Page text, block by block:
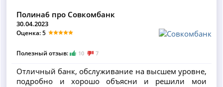
Полина6 про Совкомбанк
30.04.2023
Оценка: 5
Полезный отзыв: 10 7
Отличный банк, обслуживание на высшем уровне,
подробно и хорошо объясни и решили мои